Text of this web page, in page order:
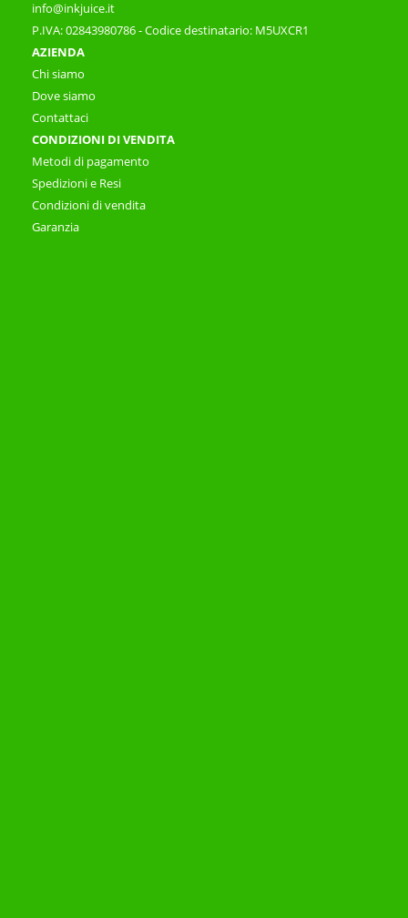
info@inkjuice.it
P.IVA: 02843980786 - Codice destinatario: M5UXCR1
AZIENDA
Chi siamo
Dove siamo
Contattaci
CONDIZIONI DI VENDITA
Metodi di pagamento
Spedizioni e Resi
Condizioni di vendita
Garanzia